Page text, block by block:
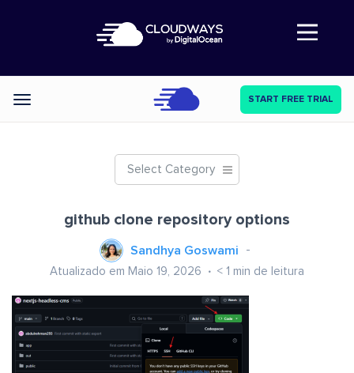
Abre a navegação
Categories START FREE TRIAL
Select Category
github clone repository options
Sandhya Goswami
Atualizado em Maio 19, 2026 < 1 min de leitura